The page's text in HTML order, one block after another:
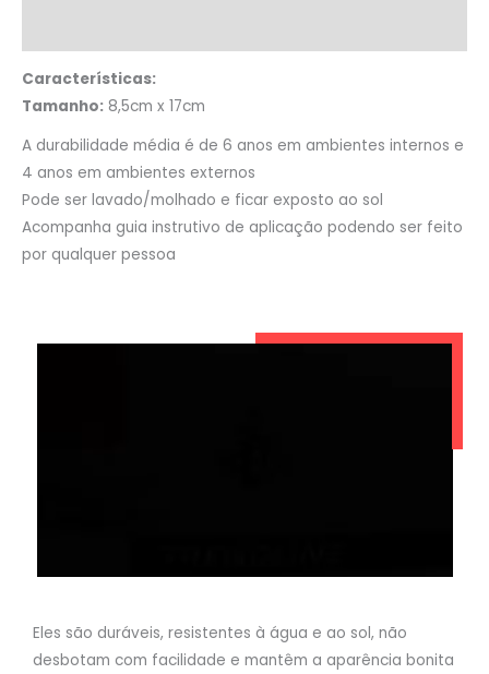
Características:
Tamanho: 8,5cm x 17cm
A durabilidade média é de 6 anos em ambientes internos e
4 anos em ambientes externos
Pode ser lavado/molhado e ficar exposto ao sol
Acompanha guia instrutivo de aplicação podendo ser feito
por qualquer pessoa
Eles são duráveis, resistentes à água e ao sol, não
desbotam com facilidade e mantêm a aparência bonita